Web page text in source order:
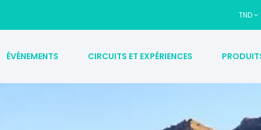
TND
ÉVÉNEMENTS CIRCUITS ET EXPÉRIENCES